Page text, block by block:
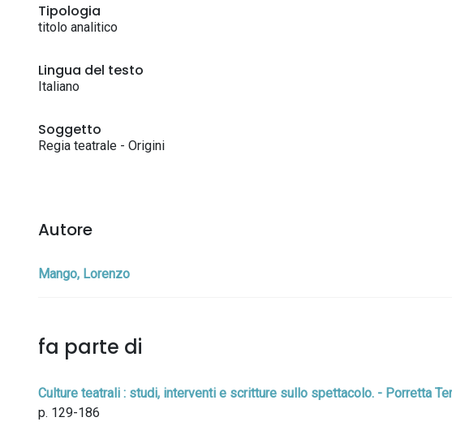
Tipologia
titolo analitico
Lingua del testo
Italiano
Soggetto
Regia teatrale - Origini
Autore
Mango, Lorenzo
fa parte di
Culture teatrali : studi, interventi e scritture sullo spettacolo. - Porretta
p. 129-186